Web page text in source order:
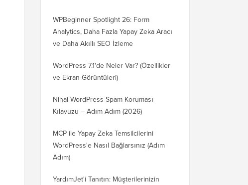
WPBeginner Spotlight 26: Form
Analytics, Daha Fazla Yapay Zeka Aracı
ve Daha Akıllı SEO İzleme
WordPress 7.1'de Neler Var? (Özellikler
ve Ekran Görüntüleri)
Nihai WordPress Spam Koruması
Kılavuzu – Adım Adım (2026)
MCP ile Yapay Zeka Temsilcilerini
WordPress'e Nasıl Bağlarsınız (Adım
Adım)
YardımJet'i Tanıtın: Müşterilerinizin